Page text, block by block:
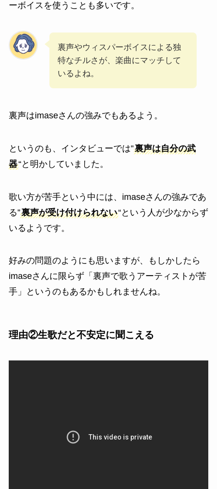
ーボイスを使うことも多いです。
裏声やウィスパーボイスによる独
特なチルさが、楽曲にマッチして
いるよね。
裏声はimaseさんの強みでもあるよう。
というのも、インタビューでは”裏声は自分の武
器“と明かしていました。
歌い方が苦手という中には、imaseさんの強みであ
る”裏声が受け付けられない“という人が少なからず
いるようです。
好みの問題のようにも思いますが、もしかしたら
imaseさんに限らず「裏声で歌うアーティストが苦
手」というのもあるかもしれませんね。
理由②生歌だと不安定に聞こえる